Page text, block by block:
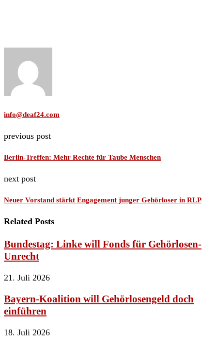
info@deaf24.com
previous post
Berlin-Treffen: Mehr Rechte für Taube Menschen
next post
Neuer Vorstand stärkt Engagement junger Gehörloser in RLP
Related Posts
Bundestag: Linke will Fonds für Gehörlosen-
Unrecht
21. Juli 2026
Bayern-Koalition will Gehörlosengeld doch
einführen
18. Juli 2026